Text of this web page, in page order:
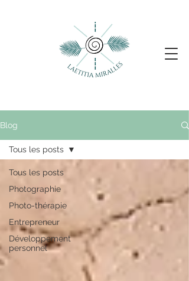
Blog
Tous les posts
Photographie
Photo-thérapie
Entrepreneur
Développement
personnel
Tous les posts